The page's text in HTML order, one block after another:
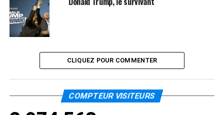
CLIQUEZ POUR COMMENTER
COMPTEUR VISITEURS